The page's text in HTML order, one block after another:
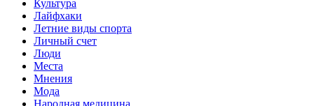
Культура
Лайфхаки
Летние виды спорта
Личный счет
Люди
Места
Мнения
Мода
Народная медицина